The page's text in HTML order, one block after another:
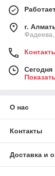
г.
Сегодня
О нас
Контакты
Доставка и